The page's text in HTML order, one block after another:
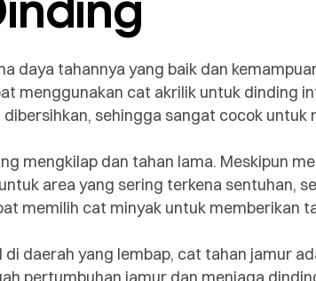
daya tahannya yang baik dan
menggunakan cat akrilik untuk dinding
sehingga sangat cocok untuk
mengkilap dan tahan lama. Meskipun
area yang sering terkena sentuhan,
memilih cat minyak untuk memberikan
daerah yang lembap, cat tahan jamur